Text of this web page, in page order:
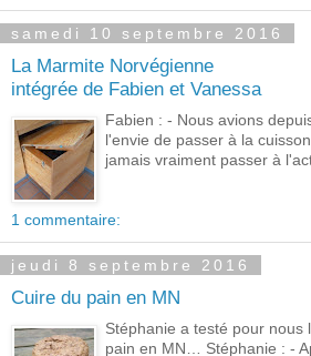
samedi 10 septembre 2016
La Marmite Norvégienne
intégrée de Fabien et Vanessa
Fabien : - Nous avions
l'envie de passer à la
jamais vraiment passer à
1 commentaire:
jeudi 8 septembre 2016
Cuire du pain en MN
Stéphanie a testé pour nous
pain en MN… Stéphanie : -